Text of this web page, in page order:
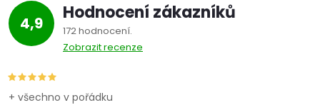
4,9 Hodnocení zákazníků
172 hodnocení
Zobrazit recenze
+ všechno v pořádku